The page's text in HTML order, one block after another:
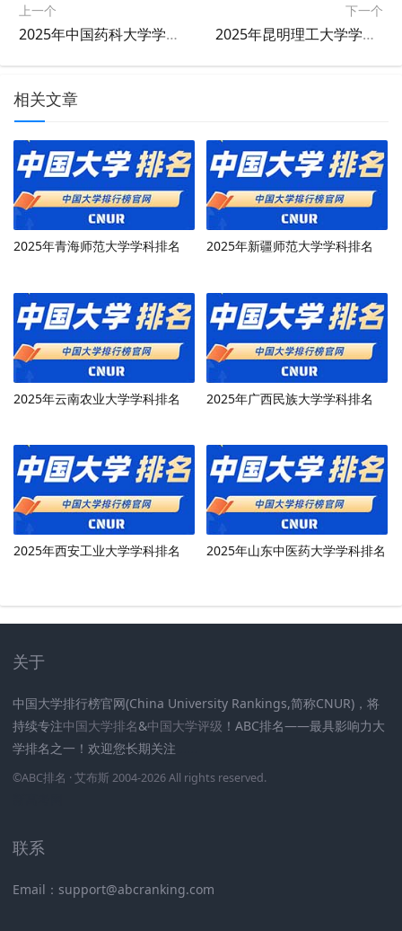
上一个
2025年中国药科大学学科排名
下一个
2025年昆明理工大学学科排名
相关文章
2025年青海师范大学学科排名 2025年新疆师范大学学科排名
2025年云南农业大学学科排名 2025年广西民族大学学科排名
2025年西安工业大学学科排名 2025年山东中医药大学学科排名
关于
中国大学排行榜官网(China University Rankings,简称CNUR)，将
持续专注中国大学排名&中国大学评级 ！ABC排名——最具影响力大
学排名之一！欢迎您长期关注
©ABC排名 · 艾布斯 2004-2026 All rights reserved.
联系
Email：support@abcranking.com